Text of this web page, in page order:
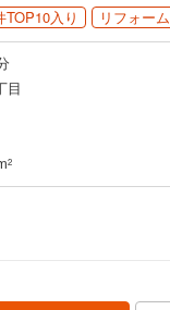
TOP10入り リフォーム
目
2
別村(0)
町
町
町
町